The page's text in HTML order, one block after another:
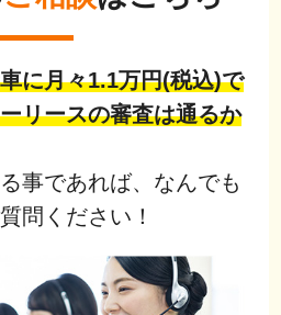
に月々1.1万円(税込)で
リースの審査は通るか
事であれば、なんでも
問ください！